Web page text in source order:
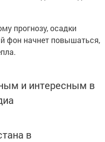
прогнозу, осадки
фон начнет повышаться,
и интересным в
в